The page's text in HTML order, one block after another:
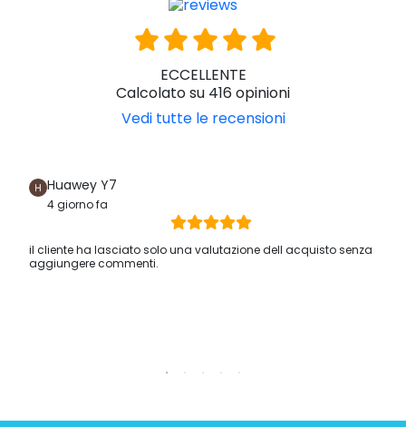
Per rendere l’esperienza della doccia e del bagno
l’impiego di una sedia da bagno con ruote può
essere la soluzione adatta.
ECCELLENTE
Calcolato su 416 opinioni
Vedi tutte le recensioni
Huawey Y7
4 giorno fa
il cliente ha lasciato solo una valutazione dell acquisto senza
aggiungere commenti.